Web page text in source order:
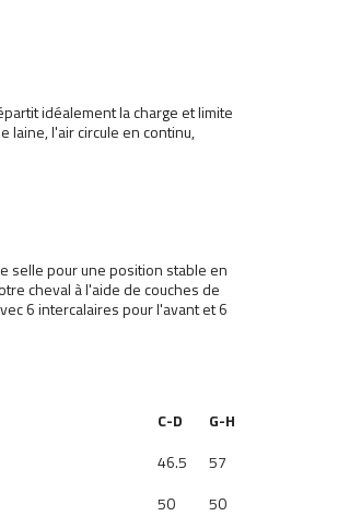
idéalement la charge et limite
laine, l'air circule en continu,
selle pour une position stable en
cheval à l'aide de couches de
6 intercalaires pour l'avant et 6
C-D
G-H
46.5
57
50
50